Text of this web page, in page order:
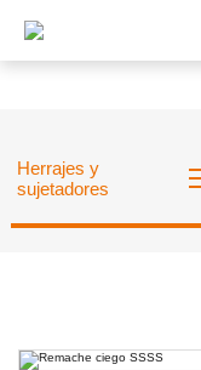
Herrajes y
sujetadores